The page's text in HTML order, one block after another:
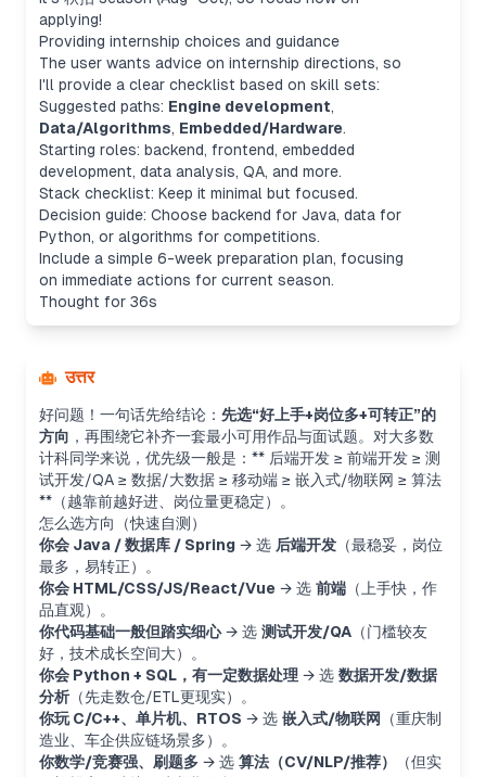
applying!
Providing internship choices and guidance
The user wants advice on internship directions, so
I'll provide a clear checklist based on skill sets:
Suggested paths: Engine development,
Data/Algorithms, Embedded/Hardware.
Starting roles: backend, frontend, embedded
development, data analysis, QA, and more.
Stack checklist: Keep it minimal but focused.
Decision guide: Choose backend for Java, data for
Python, or algorithms for competitions.
Include a simple 6-week preparation plan, focusing
on immediate actions for current season.
Thought for 36s
उत्तर
好问题！一句话先给结论： 先选“好上手+岗位多+可转正”的
方向 ，再围绕它补齐一套最小可用作品与面试题。对大多数
计科同学来说，优先级一般是：** 后端开发 ≥ 前端开发 ≥ 测
试开发/QA ≥ 数据/大数据 ≥ 移动端 ≥ 嵌入式/物联网 ≥ 算法
**（越靠前越好进、岗位量更稳定）。
怎么选方向（快速自测）
你会 Java / 数据库 / Spring → 选 后端开发 （最稳妥，岗位
最多，易转正）。
你会 HTML/CSS/JS/React/Vue → 选 前端 （上手快，作
品直观）。
你代码基础一般但踏实细心→ 选 测试开发/QA （门槛较友
好，技术成长空间大）。
你会 Python + SQL，有一定数据处理 → 选 数据开发/数据
分析 （先走数仓/ETL更现实）。
你玩 C/C++、单片机、RTOS → 选 嵌入式/物联网
（重庆制
造业、车企供应链场景多）。
你数学/竞赛强、刷题多 → 选 算法（CV/NLP/推荐）
（但实